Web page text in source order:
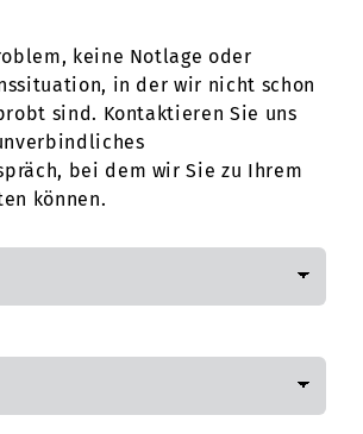
keine Notlage oder
in der wir nicht schon
sind. Kontaktieren Sie uns
bei dem wir Sie zu Ihrem
können.